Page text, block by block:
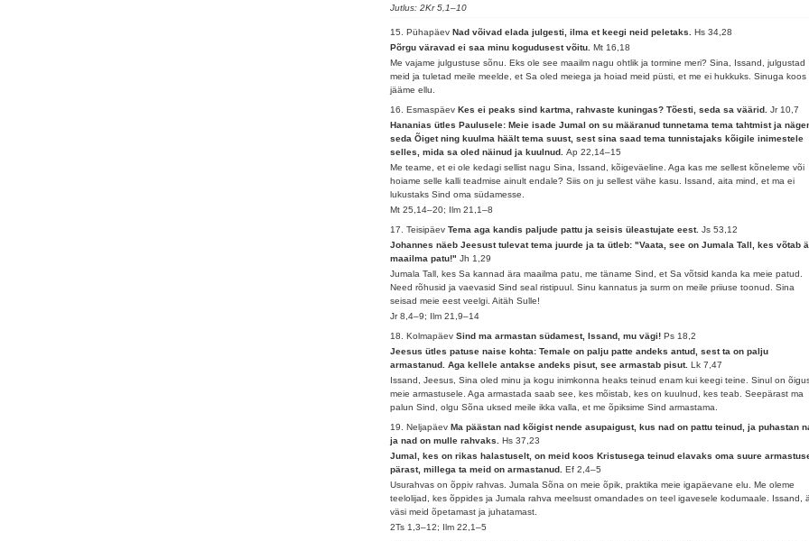
Jutlus: 2Kr 5,1–10
15. PühapäevNad võivad elada julgesti, ilma et keegi neid peletaks.Hs 34,28
Põrgu väravad ei saa minu kogudusest võitu.Mt 16,18
Me vajame julgustuse sõnu. Eks ole see maailm nagu ohtlik ja tormine meri? Sina, Issand, julgustad
meid ja tuletad meile meelde, et Sa oled meiega ja hoiad meid püsti, et me ei hukkuks. Sinuga koos
jääme ellu.
16. EsmaspäevKes ei peaks sind kartma, rahvaste kuningas? Tõesti, seda sa väärid.Jr 10,7
Hananias ütles Paulusele: Meie isade Jumal on su määranud tunnetama tema tahtmist ja
seda Õiget ning kuulma häält tema suust, sest sina saad tema tunnistajaks kõigile inimestele
selles, mida sa oled näinud ja kuulnud.Ap 22,14–15
Me teame, et ei ole kedagi sellist nagu Sina, Issand, kõigeväeline. Aga kas me sellest kõneleme või
hoiame selle kalli teadmise ainult endale? Siis on ju sellest vähe kasu. Issand, aita mind, et ma ei
lukustaks Sind oma südamesse.
Mt 25,14–20; Ilm 21,1–8
17. TeisipäevTema aga kandis paljude pattu ja seisis üleastujate eest.Js 53,12
Johannes näeb Jeesust tulevat tema juurde ja ta ütleb: "Vaata, see on Jumala Tall, kes võtab
maailma patu!"Jh 1,29
Jumala Tall, kes Sa kannad ära maailma patu, me täname Sind, et Sa võtsid kanda ka meie patud.
Need rõhusid ja vaevasid Sind seal ristipuul. Sinu kannatus ja surm on meile priiuse toonud. Sina
seisad meie eest veelgi. Aitäh Sulle!
Jr 8,4–9; Ilm 21,9–14
18. KolmapäevSind ma armastan südamest, Issand, mu vägi!Ps 18,2
Jeesus ütles patuse naise kohta: Temale on palju patte andeks antud, sest ta on palju
armastanud. Aga kellele antakse andeks pisut, see armastab pisut.Lk 7,47
Issand, Jeesus, Sina oled minu ja kogu inimkonna heaks teinud enam kui keegi teine. Sinul on
meie armastusele. Aga armastada saab see, kes mõistab, kes on kuulnud, kes teab. Seepärast ma
palun Sind, olgu Sõna uksed meile ikka valla, et me õpiksime Sind armastama.
19. NeljapäevMa päästan nad kõigist nende asupaigust, kus nad on pattu teinud, ja puhastan
ja nad on mulle rahvaks.Hs 37,23
Jumal, kes on rikas halastuselt, on meid koos Kristusega teinud elavaks oma suure
pärast, millega ta meid on armastanud.Ef 2,4–5
Usurahvas on õppiv rahvas. Jumala Sõna on meie õpik, praktika meie igapäevane elu. Me oleme
teelolijad, kes õppides ja Jumala rahva meelsust omandades on teel igavesele kodumaale. Issand,
väsi meid õpetamast ja juhatamast.
2Ts 1,3–12; Ilm 22,1–5